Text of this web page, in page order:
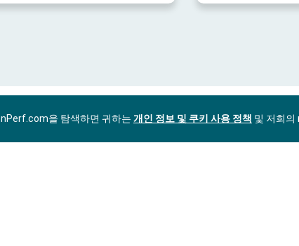
nPerf.com을 탐색하면 귀하는 개인 정보 및 쿠키 사용 정책 및 저희의